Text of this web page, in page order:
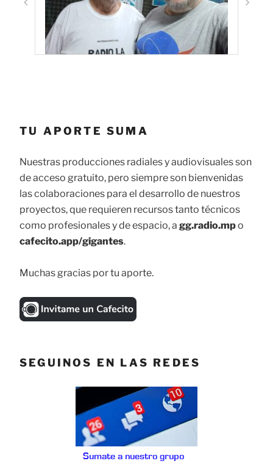
TU APORTE SUMA
Nuestras producciones radiales y audiovisuales son
de acceso gratuito, pero siempre son bienvenidas
las colaboraciones para el desarrollo de nuestros
proyectos, que requieren recursos tanto técnicos
como profesionales y de espacio, a gg.radio.mpo
cafecito.app/gigantes.
Muchas gracias por tu aporte.
SEGUINOS EN LAS REDES